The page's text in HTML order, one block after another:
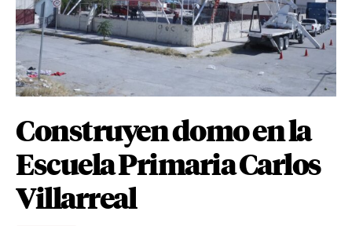
Construyen domo en la
Escuela Primaria Carlos
Villarreal